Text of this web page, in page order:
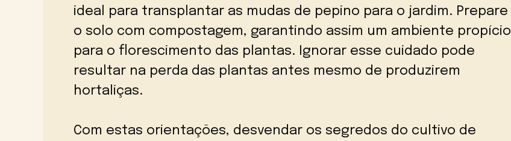
ideal para transplantar as mudas de pepino para o jardim. Prepare
o solo com compostagem, garantindo assim um ambiente propício
para o florescimento das plantas. Ignorar esse cuidado pode
resultar na perda das plantas antes mesmo de produzirem
hortaliças.
Com estas orientações, desvendar os segredos do cultivo de